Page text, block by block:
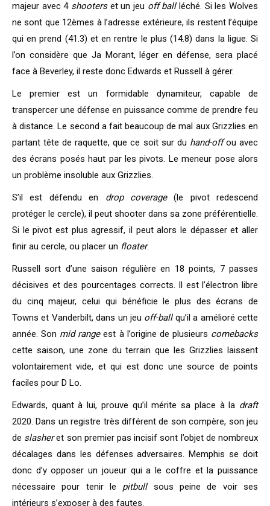
majeur avec 4 shooterset un jeu off ballléché. Si les Wolves
ne sont que 12èmes à l’adresse extérieure, ils restent l’équipe
qui en prend (41.3) et en rentre le plus (14.8) dans la ligue. Si
l’on considère que Ja Morant, léger en défense, sera placé
face à Beverley, il reste donc Edwards et Russell à gérer.
Le premier est un formidable dynamiteur, capable de
transpercer une défense en puissance comme de prendre feu
à distance. Le second a fait beaucoup de mal aux Grizzlies en
partant tête de raquette, que ce soit sur du hand-offou avec
des écrans posés haut par les pivots. Le meneur pose alors
un problème insoluble aux Grizzlies.
S’il est défendu en drop coverage(le pivot redescend
protéger le cercle), il peut shooter dans sa zone préférentielle.
Si le pivot est plus agressif, il peut alors le dépasser et aller
finir au cercle, ou placer un floater.
Russell sort d’une saison régulière en 18 points, 7 passes
décisives et des pourcentages corrects. Il est l’électron libre
du cinq majeur, celui qui bénéficie le plus des écrans de
Towns et Vanderbilt, dans un jeu off-ballqu’il a amélioré cette
année. Son mid rangeest à l’origine de plusieurs comebacks
cette saison, une zone du terrain que les Grizzlies laissent
volontairement vide, et qui est donc une source de points
faciles pour D Lo.
Edwards, quant à lui, prouve qu’il mérite sa place à la draft
2020. Dans un registre très différent de son compère, son jeu
de slasheret son premier pas incisif sont l’objet de nombreux
décalages dans les défenses adversaires. Memphis se doit
donc d’y opposer un joueur qui a le coffre et la puissance
nécessaire pour tenir le pitbullsous peine de voir ses
intérieurs s’exposer à des fautes.